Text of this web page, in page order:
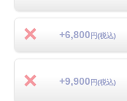
+6,800 円(税込)
+9,900 円(税込)